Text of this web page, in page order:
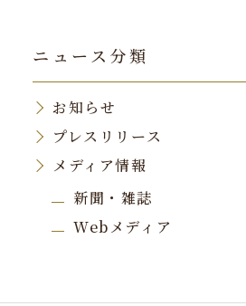
ニュース分類
お知らせ
プレスリリース
メディア情報
新聞・雑誌
Webメディア